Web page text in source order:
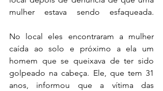
mulher estava sendo esfaqueada.
No local eles encontraram a mulher
caída ao solo e próximo a ela um
homem que se queixava de ter sido
golpeado na cabeça. Ele, que tem 31
anos, informou que a vítima das